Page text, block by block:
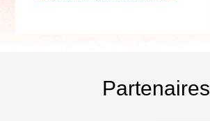
Partenaires